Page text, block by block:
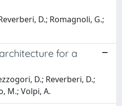
D.; Romagnoli, G.;
for a
D.; Reverberi, D.;
M.; Volpi, A.